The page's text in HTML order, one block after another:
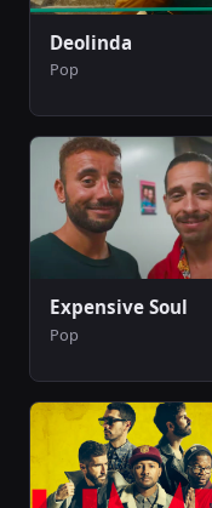
Deolinda
Pop
Expensive Soul
Pop